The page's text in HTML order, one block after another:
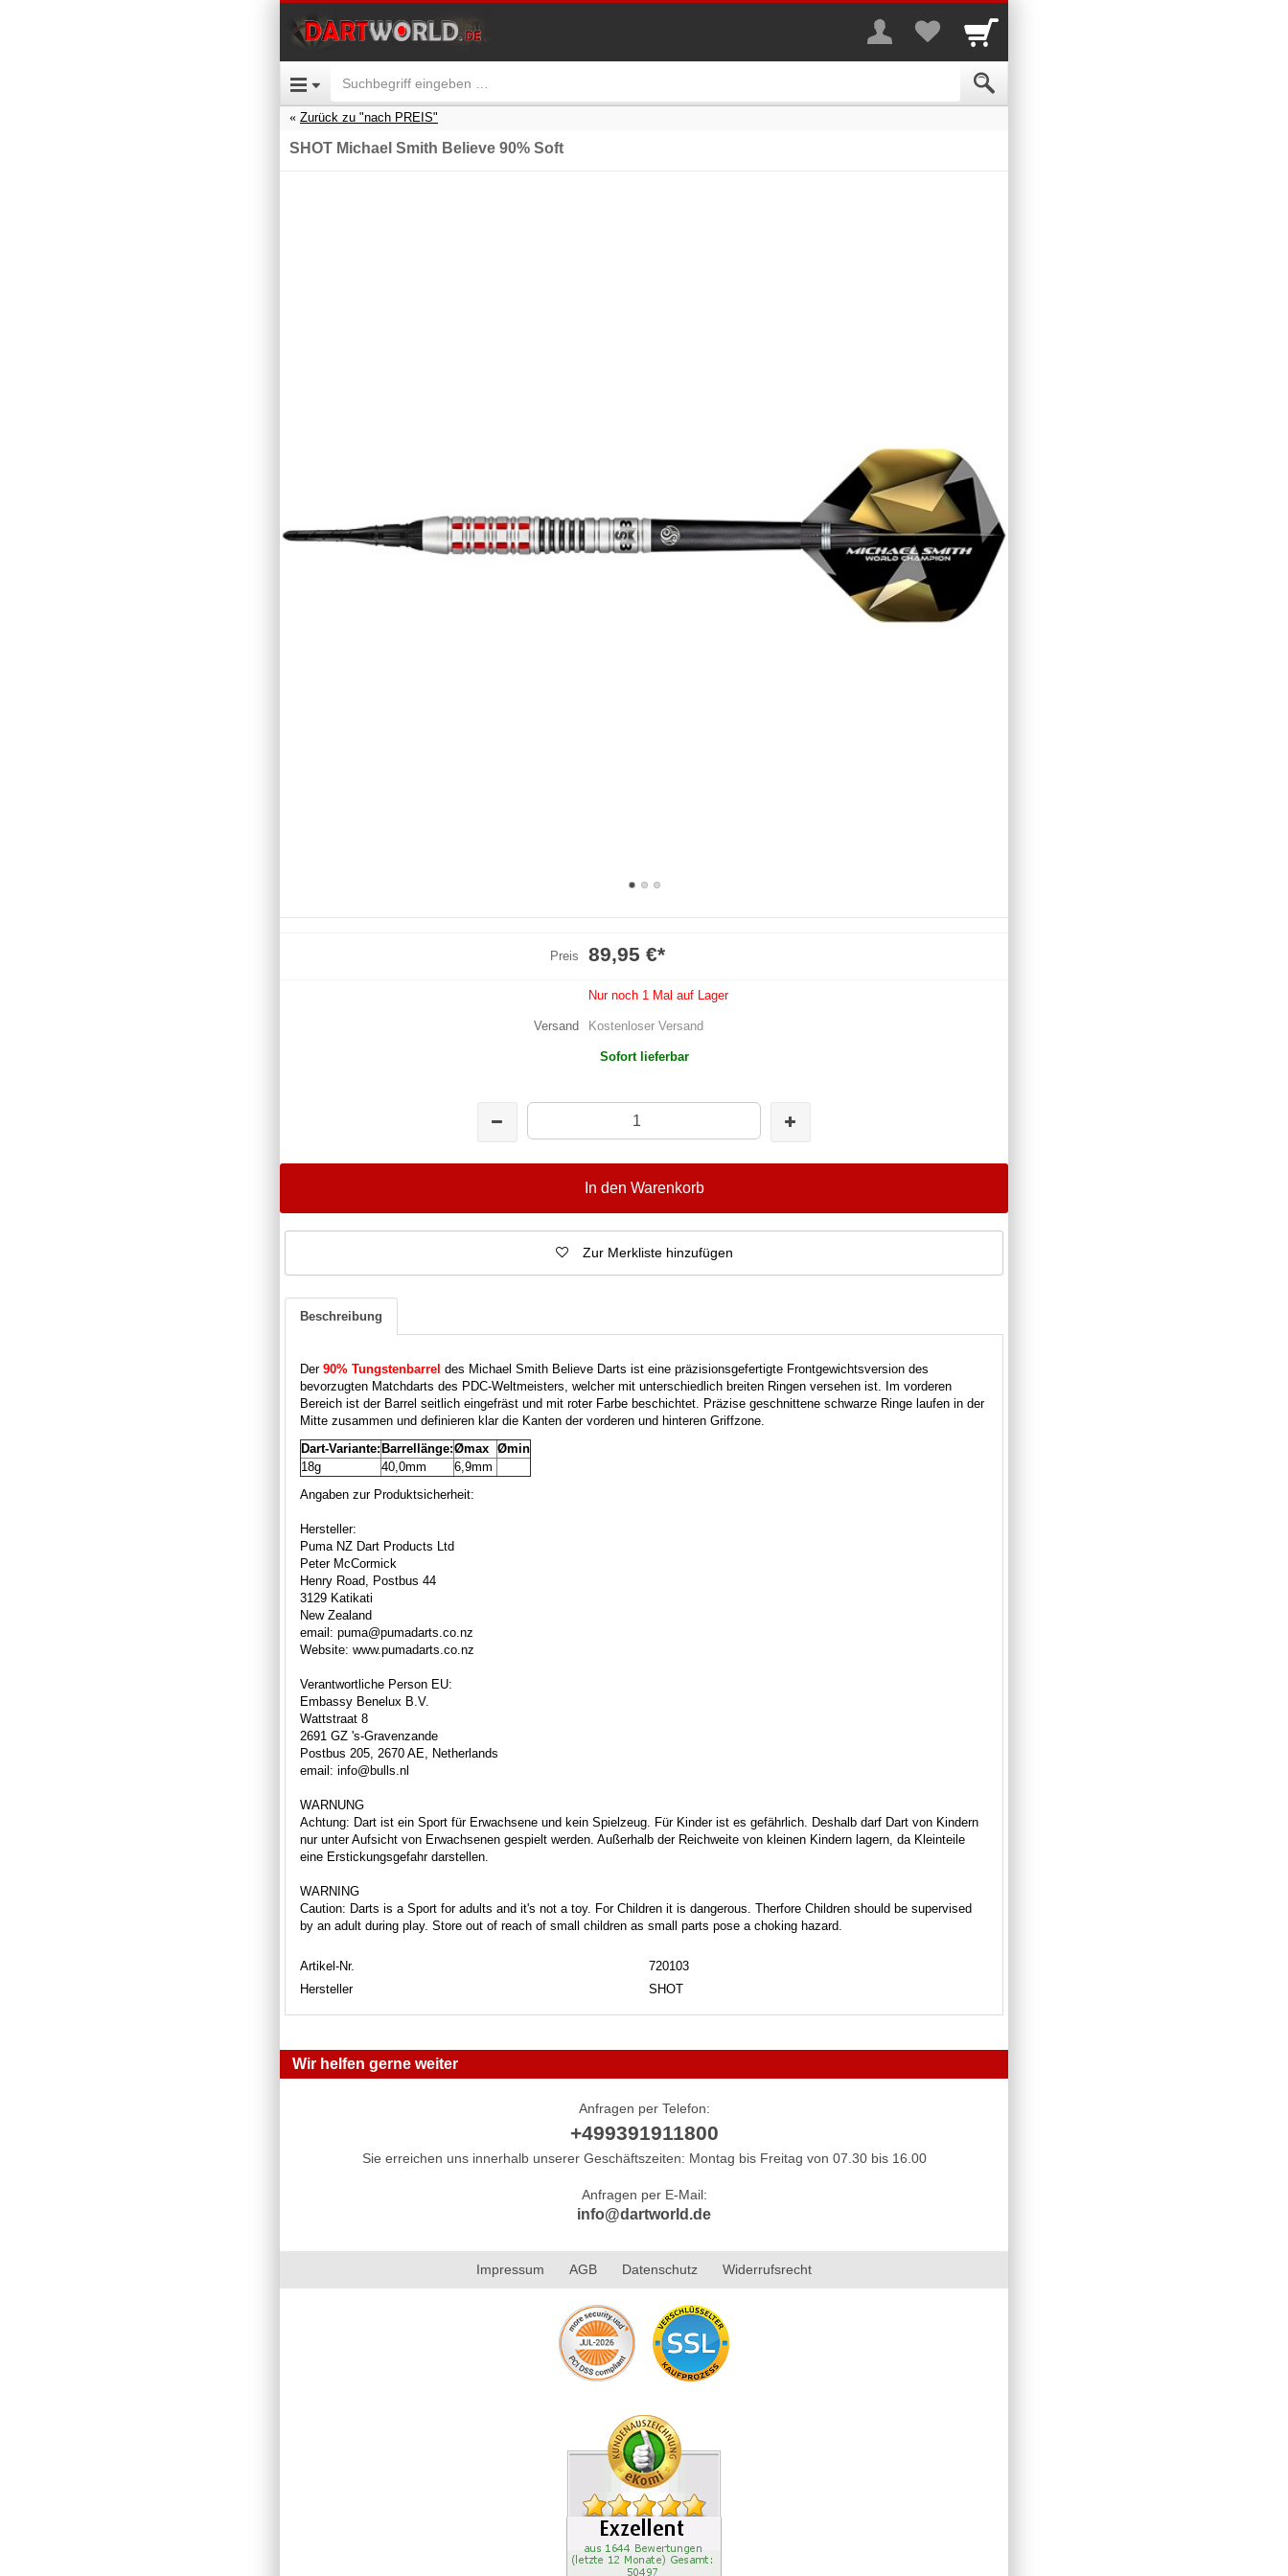
Zurück zu "nach PREIS"
SHOT Michael Smith Believe 90% Soft
Preis 89,95 €*
Nur noch 1 Mal auf Lager
Versand Kostenloser Versand
Sofort lieferbar
In den Warenkorb
Zur Merkliste hinzufügen
Beschreibung
Der 90% Tungstenbarrel des Michael Smith Believe Darts ist eine präzisionsgefertigte Frontgewichtsversion des
bevorzugten Matchdarts des PDC-Weltmeisters, welcher mit unterschiedlich breiten Ringen versehen ist. Im vorderen
Bereich ist der Barrel seitlich eingefräst und mit roter Farbe beschichtet. Präzise geschnittene schwarze Ringe laufen in der
Mitte zusammen und definieren klar die Kanten der vorderen und hinteren Griffzone.
Dart-Variante:Barrellänge:Ømax Ømin
18g
40,0mm
6,9mm
Angaben zur Produktsicherheit:
Hersteller:
Puma NZ Dart Products Ltd
Peter McCormick
Henry Road, Postbus 44
3129 Katikati
New Zealand
email: puma@pumadarts.co.nz
Website: www.pumadarts.co.nz
Verantwortliche Person EU:
Embassy Benelux B.V.
Wattstraat 8
2691 GZ 's-Gravenzande
Postbus 205, 2670 AE, Netherlands
email: info@bulls.nl
WARNUNG
Achtung: Dart ist ein Sport für Erwachsene und kein Spielzeug. Für Kinder ist es gefährlich. Deshalb darf Dart von Kindern
nur unter Aufsicht von Erwachsenen gespielt werden. Außerhalb der Reichweite von kleinen Kindern lagern, da Kleinteile
eine Erstickungsgefahr darstellen.
WARNING
Caution: Darts is a Sport for adults and it's not a toy. For Children it is dangerous. Therfore Children should be supervised
by an adult during play. Store out of reach of small children as small parts pose a choking hazard.
Artikel-Nr.
720103
Hersteller
SHOT
Wir helfen gerne weiter
Anfragen per Telefon:
+499391911800
Sie erreichen uns innerhalb unserer Geschäftszeiten: Montag bis Freitag von 07.30 bis 16.00
Anfragen per E-Mail:
info@dartworld.de
Impressum AGB Datenschutz Widerrufsrecht